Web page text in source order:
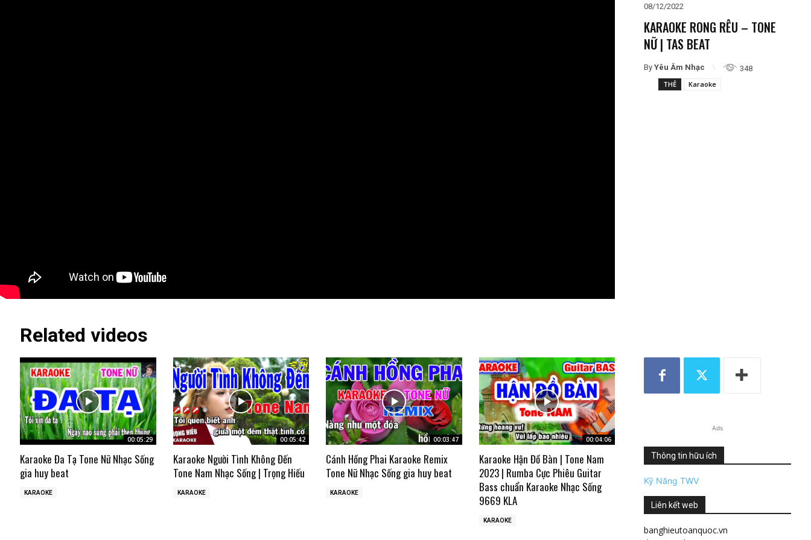
08/12/2022
KARAOKE RONG RÊU – TONE
NỮ | TAS BEAT
By Yêu Âm Nhạc
348
THẺ
Karaoke
Related videos
00:05:29
Karaoke Đa Tạ Tone Nữ Nhạc Sống
gia huy beat
KARAOKE
00:05:42
Karaoke Người Tình Không Đến
Tone Nam Nhạc Sống | Trọng Hiếu
KARAOKE
00:03:47
Cánh Hồng Phai Karaoke Remix
Tone Nữ Nhạc Sống gia huy beat
KARAOKE
00:04:06
Karaoke Hận Đồ Bàn | Tone Nam
2023 | Rumba Cực Phiêu Guitar
Bass chuẩn Karaoke Nhạc Sống
9669 KLA
KARAOKE
Ads
Thông tin hữu ích
Kỹ Năng TWV
Liên kết web
banghieutoanquoc.vn